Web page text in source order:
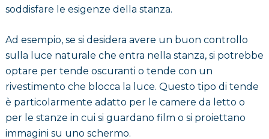
soddisfare le esigenze della stanza.
Ad esempio, se si desidera avere un buon controllo
sulla luce naturale che entra nella stanza, si potrebbe
optare per tende oscuranti o tende con un
rivestimento che blocca la luce. Questo tipo di tende
è particolarmente adatto per le camere da letto o
per le stanze in cui si guardano film o si proiettano
immagini su uno schermo.